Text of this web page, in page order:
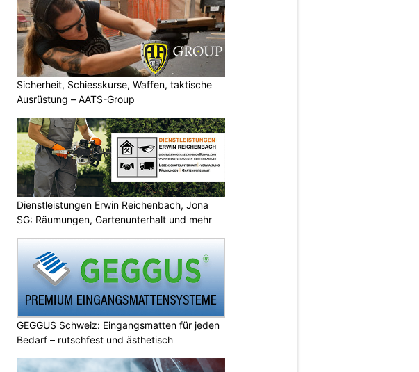
Sicherheit, Schiesskurse, Waffen, taktische
Ausrüstung – AATS-Group
Dienstleistungen Erwin Reichenbach, Jona
SG: Räumungen, Gartenunterhalt und mehr
GEGGUS Schweiz: Eingangsmatten für jeden
Bedarf – rutschfest und ästhetisch